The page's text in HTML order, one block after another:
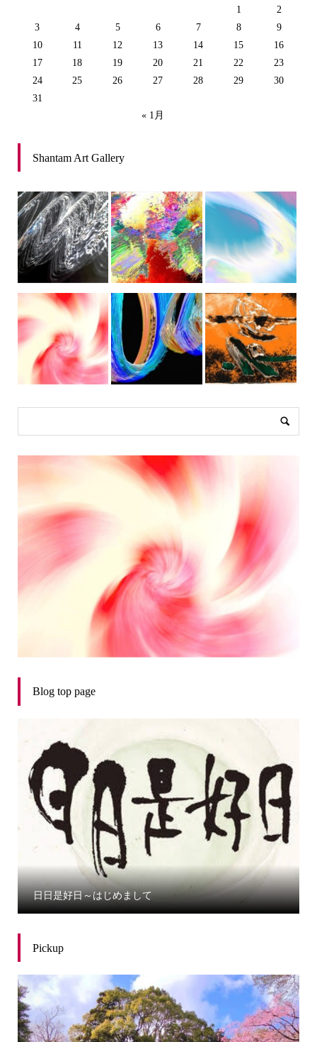
1
2
3
4 5 6 7 8
9
10
11 12 13 14 15
16
17
18 19 20 21 22
23
24
25 26 27 28 29
30
31
« 1月
Shantam Art Gallery
Blog top page
日日是好日～はじめまして
Pickup